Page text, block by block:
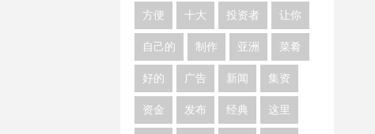
方便 十大 投资者 让你
自己的 制作 亚洲 菜肴
好的 广告 新闻 集资
资金 发布 经典 这里